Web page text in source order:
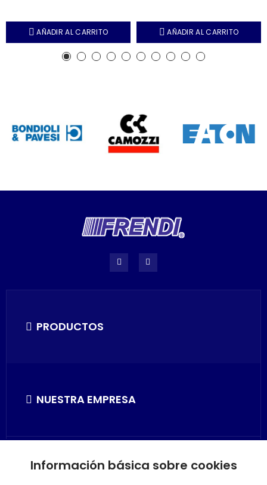
AÑADIR AL CARRITO AÑADIR AL CARRITO
PRODUCTOS
NUESTRA EMPRESA
SU CUENTA
Información básica sobre cookies